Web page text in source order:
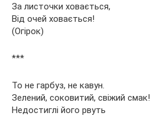
За листочки ховається,
Від очей ховається!
(Огірок)
***
То не гарбуз, не кавун.
Зелений, соковитий, свіжий смак!
Недостиглі його рвуть